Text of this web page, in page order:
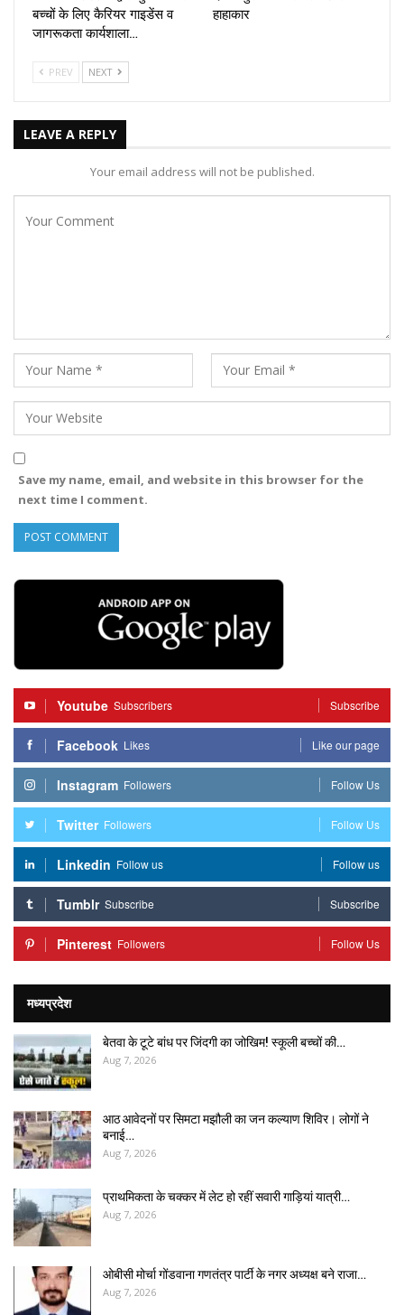
बच्चों के लिए कैरियर गाइडेंस व
जागरूकता कार्यशाला…
हाहाकार
PREV NEXT
LEAVE A REPLY
Your email address will not be published.
Save my name, email, and website in this browser for the
next time I comment.
Youtube Subscribers Subscribe
Facebook Likes Like our page
Instagram Followers Follow Us
Twitter Followers Follow Us
Linkedin Follow us Follow us
Tumblr Subscribe Subscribe
Pinterest Followers Follow Us
मध्यप्रदेश
बेतवा के टूटे बांध पर जिंदगी का जोखिम! स्कूली बच्चों की…
Aug 7, 2026
आठ आवेदनों पर सिमटा मझौली का जन कल्याण शिविर। लोगों ने
बनाई…
Aug 7, 2026
प्राथमिकता के चक्कर में लेट हो रहीं सवारी गाड़ियां यात्री…
Aug 7, 2026
ओबीसी मोर्चा गोंडवाना गणतंत्र पार्टी के नगर अध्यक्ष बने राजा…
Aug 7, 2026